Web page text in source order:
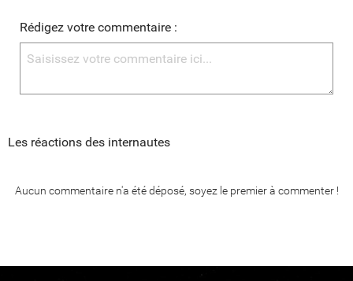
Rédigez votre commentaire :
Les réactions des internautes
Aucun commentaire n'a été déposé, soyez le premier à commenter !